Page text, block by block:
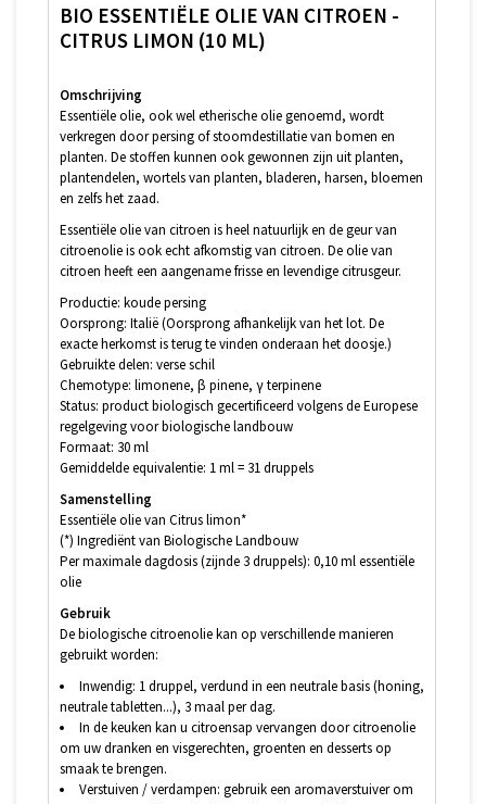
BIO ESSENTIËLE OLIE VAN CITROEN -
CITRUS LIMON (10 ML)
Omschrijving
Essentiële olie, ook wel etherische olie genoemd, wordt
verkregen door persing of stoomdestillatie van bomen en
planten. De stoffen kunnen ook gewonnen zijn uit planten,
plantendelen, wortels van planten, bladeren, harsen, bloemen
en zelfs het zaad.
Essentiële olie van citroen is heel natuurlijk en de geur van
citroenolie is ook echt afkomstig van citroen. De olie van
citroen heeft een aangename frisse en levendige citrusgeur.
Productie: koude persing
Oorsprong: Italië (Oorsprong afhankelijk van het lot. De
exacte herkomst is terug te vinden onderaan het doosje.)
Gebruikte delen: verse schil
Chemotype: limonene, β pinene, γ terpinene
Status: product biologisch gecertificeerd volgens de Europese
regelgeving voor biologische landbouw
Formaat: 30 ml
Gemiddelde equivalentie: 1 ml = 31 druppels
Samenstelling
Essentiële olie van Citrus limon*
(*) Ingrediënt van Biologische Landbouw
Per maximale dagdosis (zijnde 3 druppels): 0,10 ml essentiële
olie
Gebruik
De biologische citroenolie kan op verschillende manieren
gebruikt worden:
Inwendig: 1 druppel, verdund in een neutrale basis (honing,
neutrale tabletten...), 3 maal per dag.
In de keuken kan u citroensap vervangen door citroenolie
om uw dranken en visgerechten, groenten en desserts op
smaak te brengen.
Verstuiven / verdampen: gebruik een aromaverstuiver om